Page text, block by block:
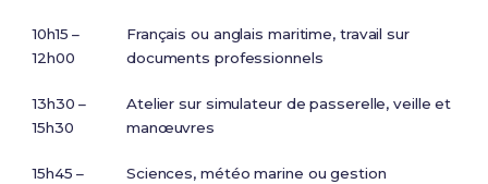
10h15 –
12h00
Français ou anglais maritime, travail sur
documents professionnels
13h30 –
15h30
Atelier sur simulateur de passerelle, veille et
manœuvres
15h45 –
Sciences, météo marine ou gestion